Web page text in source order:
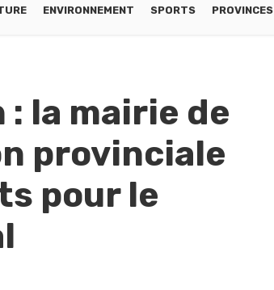
ENVIRONNEMENT SPORTS PROVINCES
la mairie de
provinciale
pour le